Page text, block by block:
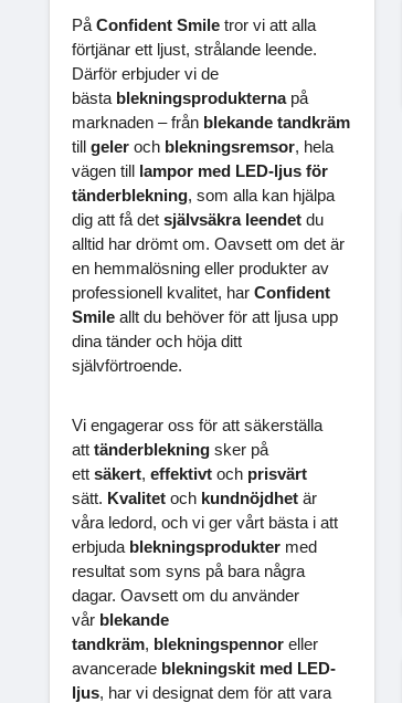
På Confident Smile tror vi att alla
förtjänar ett ljust, strålande leende.
Därför erbjuder vi de
bästa blekningsprodukternapå
marknaden – från blekande tandkräm
till geler och blekningsremsor, hela
vägen till
lampor med LED-ljus för
tänderblekning, som alla kan hjälpa
dig att få det självsäkra leendet du
alltid har drömt om. Oavsett om det är
en hemmalösning eller produkter av
professionell kvalitet, har Confident
Smile allt du behöver för att ljusa upp
dina tänder och höja ditt
självförtroende.
Vi engagerar oss för att säkerställa
att tänderblekning sker på
ett säkert, effektivt och prisvärt
sätt. Kvalitet och kundnöjdhet är
våra ledord, och vi ger vårt bästa i att
erbjuda blekningsprodukter med
resultat som syns på bara några
dagar. Oavsett om du använder
vår blekande
tandkräm, blekningspennor eller
avancerade blekningskit med LED-
ljus, har vi designat dem för att vara